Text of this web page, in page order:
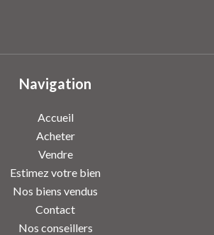
Navigation
Accueil
Acheter
Vendre
Estimez votre bien
Nos biens vendus
Contact
Nos conseillers